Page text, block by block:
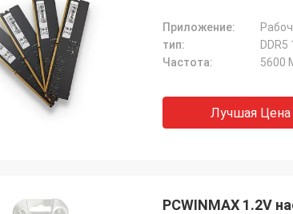
Приложение:
тип:
Частота:
5600
Лучшая Цена
PCWINMAX 1.2V